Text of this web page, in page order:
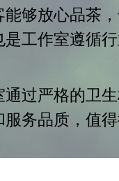
够放心品茶
工作室遵循
过严格的卫
务品质，值